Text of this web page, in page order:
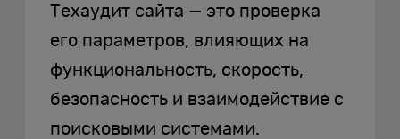
Техаудит сайта — это проверка
его параметров, влияющих на
функциональность, скорость,
безопасность и взаимодействие с
поисковыми системами.